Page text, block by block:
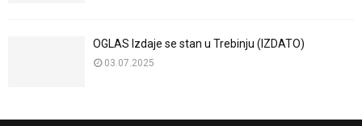
OGLAS Izdaje se stan u Trebinju (IZDATO)
03.07.2025